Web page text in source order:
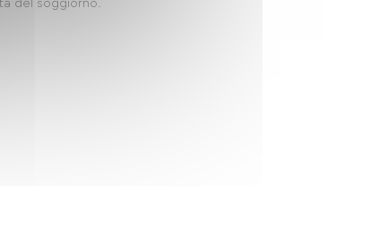
del soggiorno.